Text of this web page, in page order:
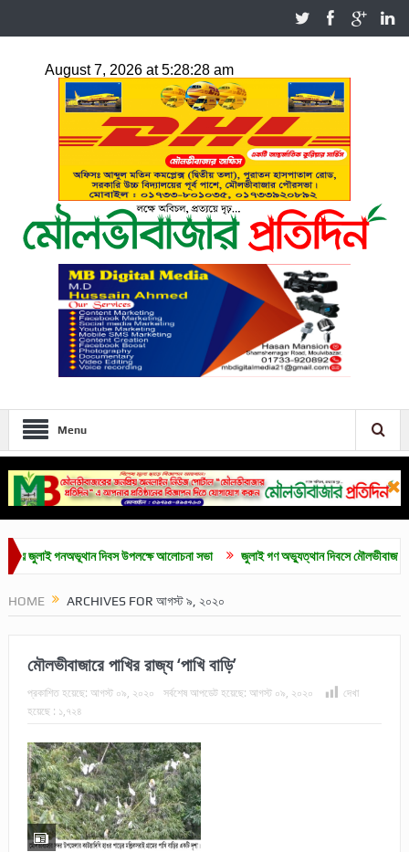
Menu
গনঅভূথান দিবস উপলক্ষে আলোচনা সভা জুলাই গণ অভ্যুত্থান দিবসে মৌলভীবাজারে নানা
HOME ARCHIVES FOR আগস্ট ৯, ২০২০
মৌলভীবাজারে পাখির রাজ্য ‘পাখি বাড়ি’
প্রকাশিত হয়েছে: আগস্ট ০৯, ২০২০ সর্বশেষ আপডেট হয়েছে: আগস্ট ০৯, ২০২০
দেখা
হয়েছে : ১,৭২৪